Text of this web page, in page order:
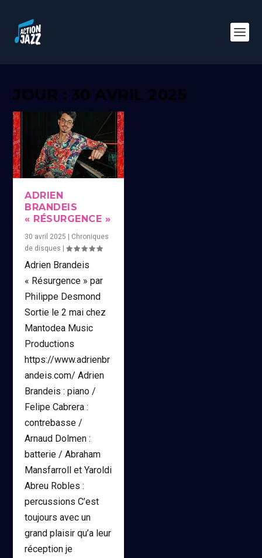
JOUR : 30 AVRIL 2025
ADRIEN
BRANDEIS
« RÉSURGENCE »
30 avril 2025 | Chroniques
de disques |
Adrien Brandeis
« Résurgence » par
Philippe Desmond
Sortie le 2 mai chez
Mantodea Music
Productions
https://www.adrienbr
andeis.com/ Adrien
Brandeis : piano /
Felipe Cabrera :
contrebasse /
Arnaud Dolmen :
batterie / Abraham
Mansfarroll et Yaroldi
Abreu Robles :
percussions C’est
toujours avec un
grand plaisir qu’a leur
réception je